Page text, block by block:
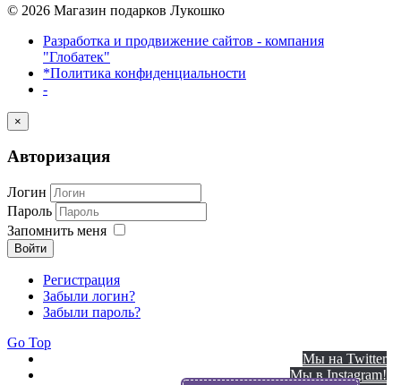
© 2026 Магазин подарков Лукошко
Разработка и продвижение сайтов - компания
"Глобатек"
*Политика конфиденциальности
-
×
Авторизация
Логин
Пароль
Запомнить меня
Войти
Регистрация
Забыли логин?
Забыли пароль?
Go Top
Мы на Twitter
Мы в Instagram!